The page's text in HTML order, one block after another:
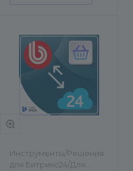
Инструменты/Решения
для Битрикс24/Для